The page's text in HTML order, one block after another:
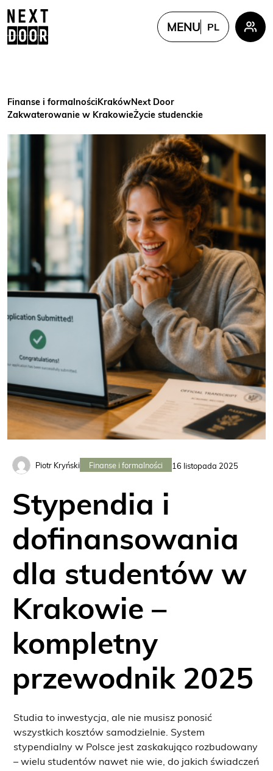
MENU PL
UKR
CN
Finanse i formalności KrakówNext Door
Zakwaterowanie w KrakowieŻycie studenckie
Piotr Kryński Finanse i formalności 16 listopada 2025
Stypendia i
dofinansowania
dla studentów w
Krakowie –
kompletny
przewodnik 2025
Studia to inwestycja, ale nie musisz ponosić
wszystkich kosztów samodzielnie. System
stypendialny w Polsce jest zaskakująco rozbudowany
– wielu studentów nawet nie wie, do jakich świadczeń